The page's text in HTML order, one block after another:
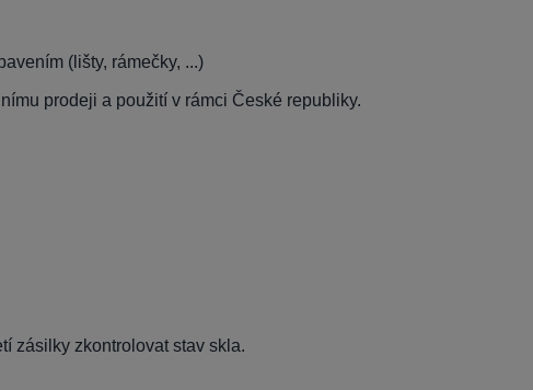
(lišty, rámečky, ...)
prodeji a použití v rámci České republiky.
zásilky zkontrolovat stav skla.